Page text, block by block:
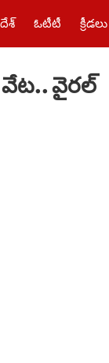
ఓటీటీ క్రీడలు
వైరల్